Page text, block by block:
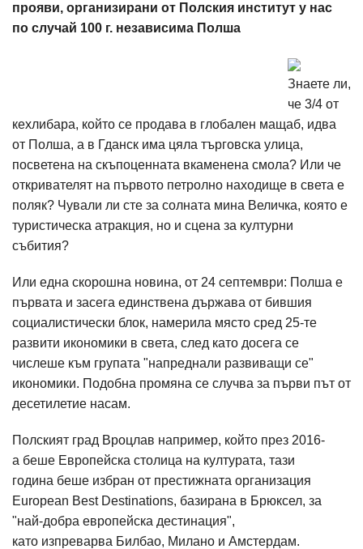
прояви, организирани от Полския институт у нас
по случай 100 г. независима Полша
Знаете ли,
че 3/4 от
кехлибара, който се продава в глобален мащаб, идва
от Полша, а в Гданск има цяла търговска улица,
посветена на скъпоценната вкаменена смола? Или че
откривателят на първото петролно находище в света е
поляк? Чували ли сте за солната мина Величка, която е
туристическа атракция, но и сцена за културни
събития?
Или една скорошна новина, от 24 септември: Полша е
първата и засега единствена държава от бившия
социалистически блок, намерила място сред 25-те
развити икономики в света, след като досега се
числеше към групата "напреднали развиващи се"
икономики. Подобна промяна се случва за първи път от
десетилетие насам.
Полският град Вроцлав например, който през 2016-
а беше Европейска столица на културата, тази
година беше избран от престижната организация
European Best Destinations, базирана в Брюксел, за
"най-добра европейска дестинация",
като изпреварва Билбао, Милано и Амстердам.